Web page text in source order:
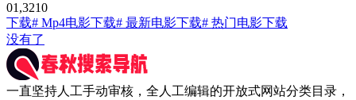
01,3210
下载# Mp4电影下载# 最新电影下载# 热门电影下载
没有了
一直坚持人工手动审核，全人工编辑的开放式网站分类目录，